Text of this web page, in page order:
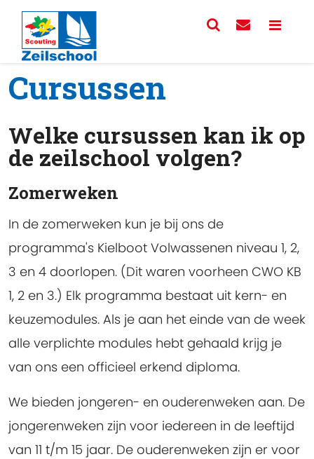
Cursussen
Welke cursussen kan ik op
de zeilschool volgen?
Zomerweken
In de zomerweken kun je bij ons de
programma's Kielboot Volwassenen niveau 1, 2,
3 en 4 doorlopen. (Dit waren voorheen CWO KB
1, 2 en 3.) Elk programma bestaat uit kern- en
keuzemodules. Als je aan het einde van de week
alle verplichte modules hebt gehaald krijg je
van ons een officieel erkend diploma.
We bieden jongeren- en ouderenweken aan. De
jongerenweken zijn voor iedereen in de leeftijd
van 11 t/m 15 jaar. De ouderenweken zijn er voor